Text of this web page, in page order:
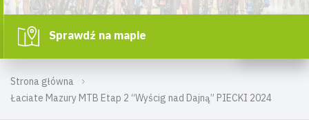
Strona główna
Łaciate Mazury MTB Etap 2 “Wyścig nad Dajną” PIECKI 2024
Sprawdź na mapie